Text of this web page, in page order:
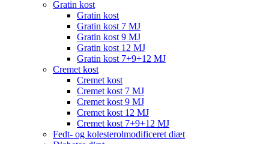
Gratin kost
Gratin kost
Gratin kost 7 MJ
Gratin kost 9 MJ
Gratin kost 12 MJ
Gratin kost 7+9+12 MJ
Cremet kost
Cremet kost
Cremet kost 7 MJ
Cremet kost 9 MJ
Cremet kost 12 MJ
Cremet kost 7+9+12 MJ
Fedt- og kolesterolmodificeret diæt